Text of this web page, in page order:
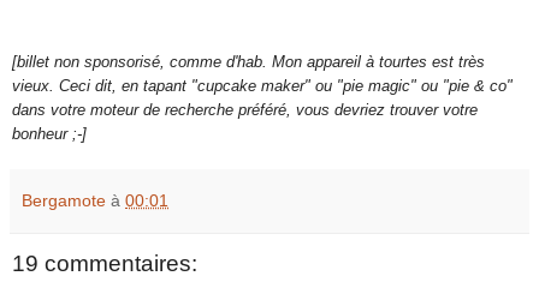
[billet non sponsorisé, comme d'hab. Mon appareil à tourtes est très
vieux. Ceci dit, en tapant "cupcake maker" ou "pie magic" ou "pie & co"
dans votre moteur de recherche préféré, vous devriez trouver votre
bonheur ;-]
Bergamote à 00:01
19 commentaires: